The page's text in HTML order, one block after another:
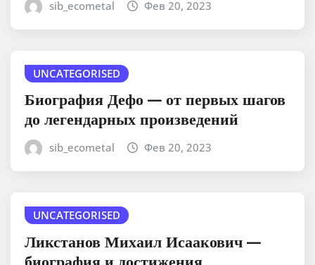
sib_ecometal Фев 20, 2023
UNCATEGORISED
Биография Дефо — от первых шагов
до легендарных произведений
sib_ecometal Фев 20, 2023
UNCATEGORISED
Ликстанов Михаил Исаакович —
биография и достижения